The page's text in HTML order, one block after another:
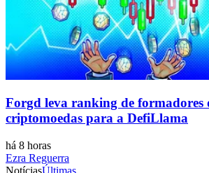
Forgd leva ranking de formadores
criptomoedas para a DefiLlama
há 8 horas
Ezra Reguerra